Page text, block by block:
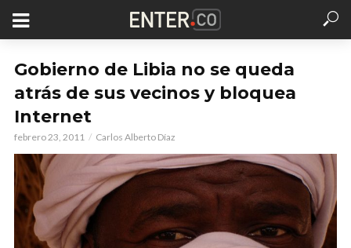
Gobierno de Libia no se queda
atrás de sus vecinos y bloquea
Internet
febrero 23, 2011 Carlos Alberto Díaz